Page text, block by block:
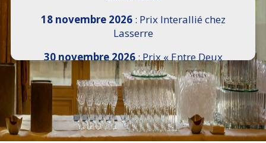
18 novembre 2026: Prix Interallié chez
Lasserre
30 novembre 2026: Prix « Entre Deux
Rives » I Scemi Astutti au Sénat
7 décembre 2026 :16e Salon de l’Histoire de
18h30 à 21h, remise du Prix du Guesclin,
Cercle National des Armées 8 place Saint-
Augustin Paris 8e